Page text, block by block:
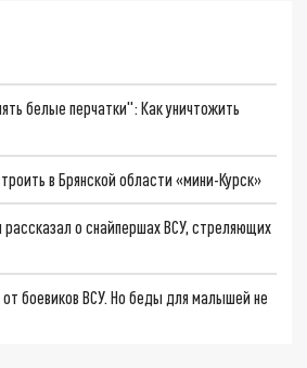
белые перчатки": Как уничтожить
в Брянской области «мини-Курск»
о снайпершах ВСУ, стреляющих
боевиков ВСУ. Но беды для малышей не